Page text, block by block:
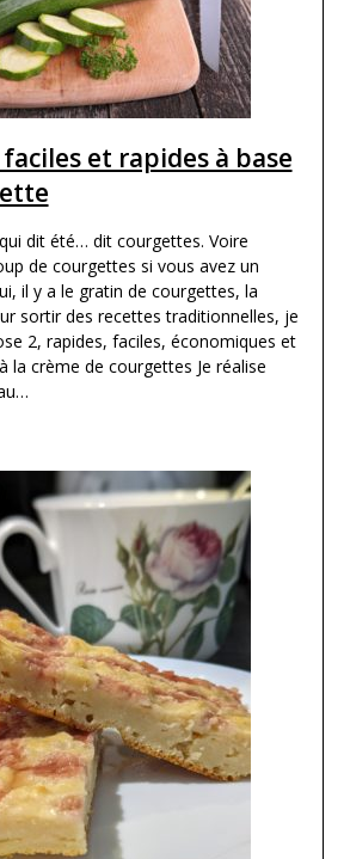
et rapides à base
qui dit été… dit courgettes. Voire
de courgettes si vous avez un
il y a le gratin de courgettes, la
sortir des recettes traditionnelles, je
2, rapides, faciles, économiques et
la crème de courgettes Je réalise